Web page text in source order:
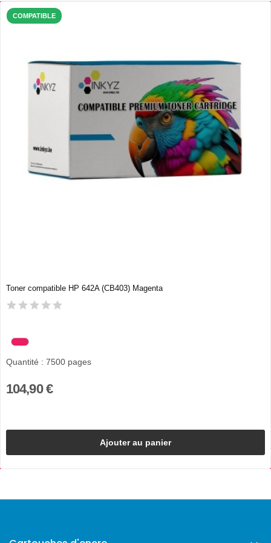
COMPATIBLE
Toner compatible HP 642A (CB403) Magenta
Quantité : 7500 pages
104,90 €
Ajouter au panier